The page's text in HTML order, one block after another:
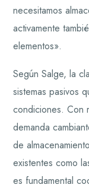
necesitamos
activamente
elementos».
Según Salge, la
sistemas pasivos
condiciones. Con
demanda
de
existentes como
es fundamental